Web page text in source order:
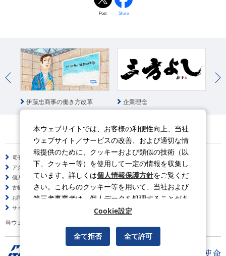
Post Share
伊藤忠商事の働き方改革 企業理念
電子公告
サイトのご利用について
アクセシビリティポリシー
情報セキュリティポリシー
個人情報保護方針
ソーシャルメディアポリシー
古物営業法に基づく表示
サイトの使い方
お問い合わせ
よくある質問
サイトマップ
当ウェブサイトの動画はYouTubeを利用しています。
本ウェブサイトでは、お客様の利便性向上、当社
ウェブサイト／サービスの改善、および適切な情
報提供のために、クッキーおよび類似の技術（以
下、クッキー等）を使用して一定の情報を収集し
ています。詳しくは個人情報保護方針をご覧くだ
さい。これらのクッキー等を用いて、当社および
第三者事業者は、個人データを処理することがあ
Cookie設定
全て拒否 全て許可